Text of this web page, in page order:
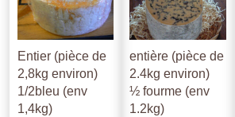
Entier (pièce de
2,8kg environ)
1/2bleu (env
1,4kg)
entière (pièce de
2.4kg environ)
½ fourme (env
1.2kg)